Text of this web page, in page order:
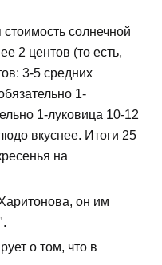
солнечной
2 центов (то есть,
3-5 средних
1-
1-луковица 10-12
вкуснее. Итоги 25
на
он им
о том, что в